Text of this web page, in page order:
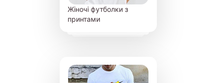
Жіночі футболки з
принтами